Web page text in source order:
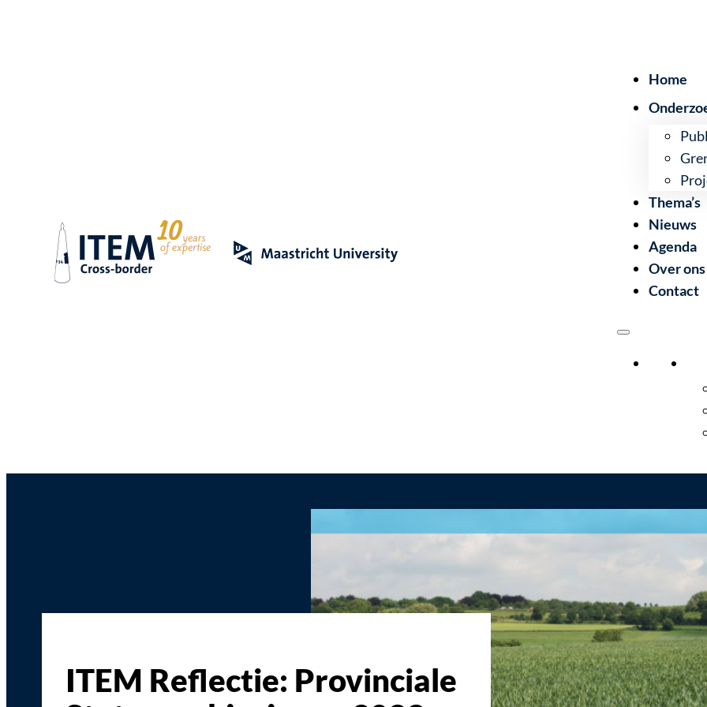
Home
Thema’s
Nieuws
Agenda
Over ons
Contact
Home
ITEM Reflectie: Provinciale